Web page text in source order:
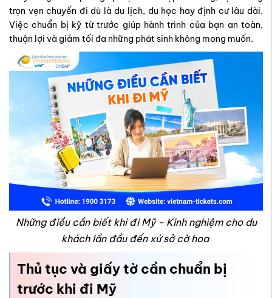
trọn vẹn chuyến đi dù là du lịch, du học hay định cư lâu dài.
Việc chuẩn bị kỹ từ trước giúp hành trình của bạn an toàn,
thuận lợi và giảm tối đa những phát sinh không mong muốn.
Những điều cần biết khi đi Mỹ - Kinh nghiệm cho du
khách lần đầu đến xứ sở cờ hoa
Thủ tục và giấy tờ cần chuẩn bị
trước khi đi Mỹ